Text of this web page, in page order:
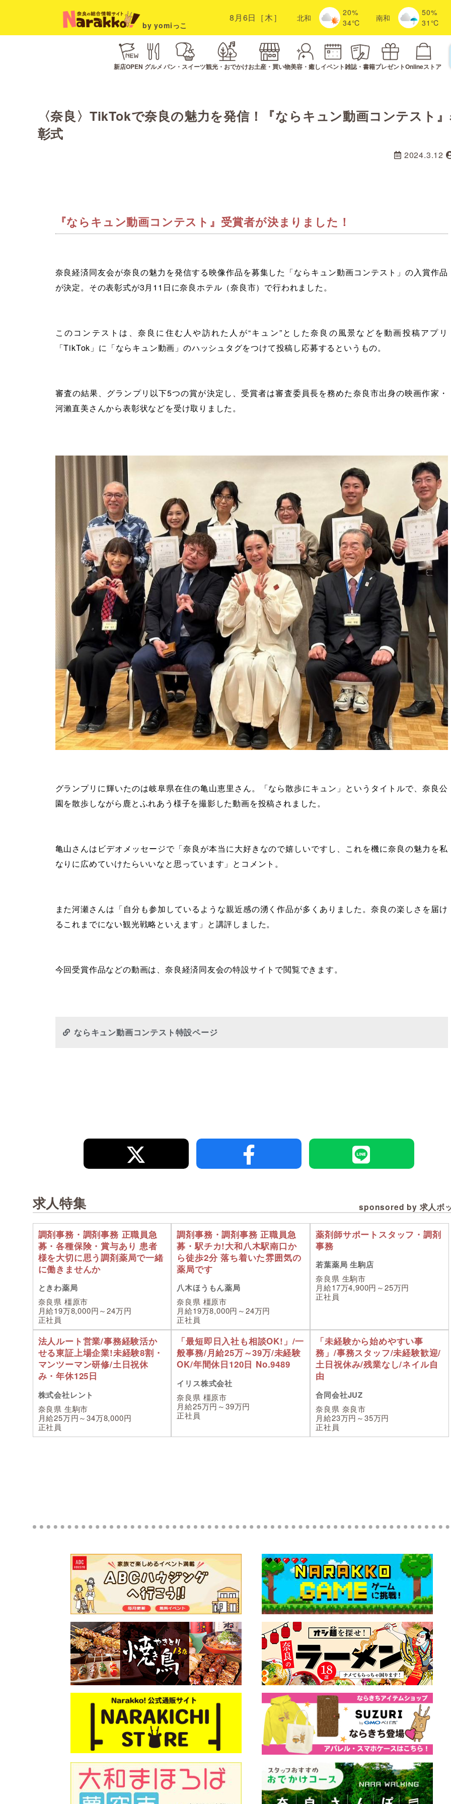
by yomiっこ
8月6日［木］ 北和
20%
34℃
南和
50%
31℃
新店OPEN グルメ パン・スイーツ観光・おでかけお土産・買い物美容・癒しイベント雑誌・書籍プレゼントOnlineストア
〈奈良〉TikTokで奈良の魅力を発信！『ならキュン動画コンテスト
彰式
2024.3.12
『ならキュン動画コンテスト』受賞者が決まりました！
奈良経済同友会が奈良の魅力を発信する映像作品を募集した「ならキュン動画コンテスト」の入賞作品
が決定。その表彰式が3月11日に奈良ホテル（奈良市）で行われました。
このコンテストは、奈良に住む人や訪れた人が“キュン”とした奈良の風景などを動画投稿アプリ
「TikTok」に「ならキュン動画」のハッシュタグをつけて投稿し応募するというもの。
審査の結果、グランプリ以下5つの賞が決定し、受賞者は審査委員長を務めた奈良市出身の映画作家・
河瀨直美さんから表彰状などを受け取りました。
グランプリに輝いたのは岐阜県在住の亀山恵里さん。「なら散歩にキュン」というタイトルで、奈良公
園を散歩しながら鹿とふれあう様子を撮影した動画を投稿されました。
亀山さんはビデオメッセージで「奈良が本当に大好きなので嬉しいですし、これを機に奈良の魅力を私
なりに広めていけたらいいなと思っています」とコメント。
また河瀬さんは「自分も参加しているような親近感の湧く作品が多くありました。奈良の楽しさを届け
るこれまでにない観光戦略といえます」と講評しました。
今回受賞作品などの動画は、奈良経済同友会の特設サイトで閲覧できます。
ならキュン動画コンテスト特設ページ
求人特集 sponsored by 求人ボ
調剤事務・調剤事務 正職員急
募・各種保険・賞与あり 患者
様を大切に思う調剤薬局で一緒
に働きませんか
ときわ薬局
奈良県 橿原市
月給19万8,000円～24万円
正社員
調剤事務・調剤事務 正職員急
募・駅チカ!大和八木駅南口か
ら徒歩2分 落ち着いた雰囲気の
薬局です
八木ほうもん薬局
奈良県 橿原市
月給19万8,000円～24万円
正社員
薬剤師サポートスタッフ・調剤
事務
若葉薬局 生駒店
奈良県 生駒市
月給17万4,900円～25万円
正社員
法人ルート営業/事務経験活か
せる東証上場企業!未経験8割・
マンツーマン研修/土日祝休
み・年休125日
株式会社レント
奈良県 生駒市
月給25万円～34万8,000円
正社員
「最短即日入社も相談OK!」/一
般事務/月給25万～39万/未経験
OK/年間休日120日 No.9489
イリス株式会社
奈良県 橿原市
月給25万円～39万円
正社員
「未経験から始めやすい事
務」/事務スタッフ/未経験歓迎/
土日祝休み/残業なし/ネイル自
由
合同会社JUZ
奈良県 奈良市
月給23万円～35万円
正社員